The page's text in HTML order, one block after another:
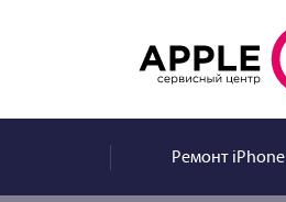
РемонтiPhone